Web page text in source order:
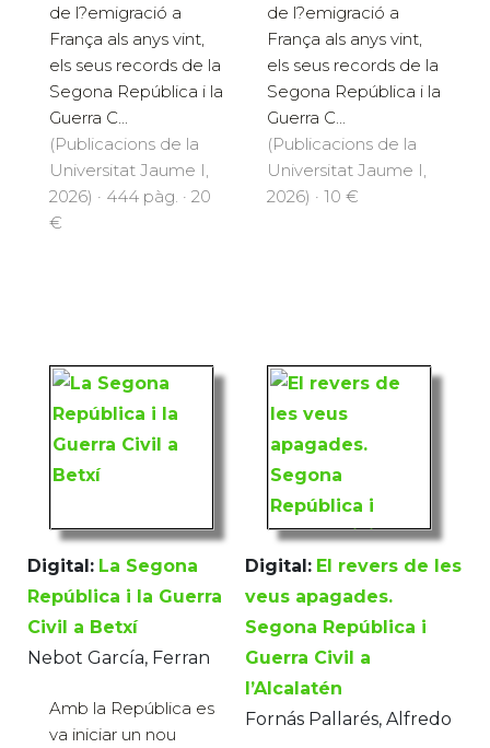
de l?emigració a
França als anys vint,
els seus records de la
Segona República i la
Guerra C...
(Publicacions de la
Universitat Jaume I,
2026) · 444 pàg. · 20
€
de l?emigració a
França als anys vint,
els seus records de la
Segona República i la
Guerra C...
(Publicacions de la
Universitat Jaume I,
2026) · 10 €
Digital: La Segona
República i la Guerra
Civil a Betxí
Nebot García, Ferran
Amb la República es
va iniciar un nou
Digital: El revers de les
veus apagades.
Segona República i
Guerra Civil a
l’Alcalatén
Fornás Pallarés, Alfredo